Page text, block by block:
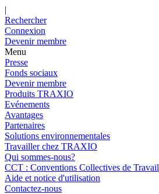
|
Rechercher
Connexion
Devenir membre
Menu
Presse
Fonds sociaux
Devenir membre
Produits TRAXIO
Evénements
Avantages
Partenaires
Solutions environnementales
Travailler chez TRAXIO
Qui sommes-nous?
CCT : Conventions Collectives de Travail
Aide et notice d'utilisation
Contactez-nous